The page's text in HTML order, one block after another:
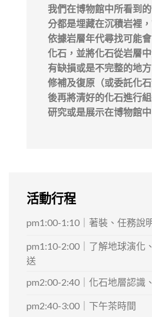
我們在博物館中所看到
分都是埋藏在沉積岩裡
依據岩層年代尋找可能
化石，並將化石從岩層
有缺損或是不完整的地
修補及復原（或委託化
後再將清好的化石進行
研究或是展示在博物館中
活動行程
pm1:00-1:10｜著裝、任務說
pm1:10-2:00｜了解地球演化
送
pm2:00-2:40｜化石地層認識
pm2:40-3:00｜下午茶時間